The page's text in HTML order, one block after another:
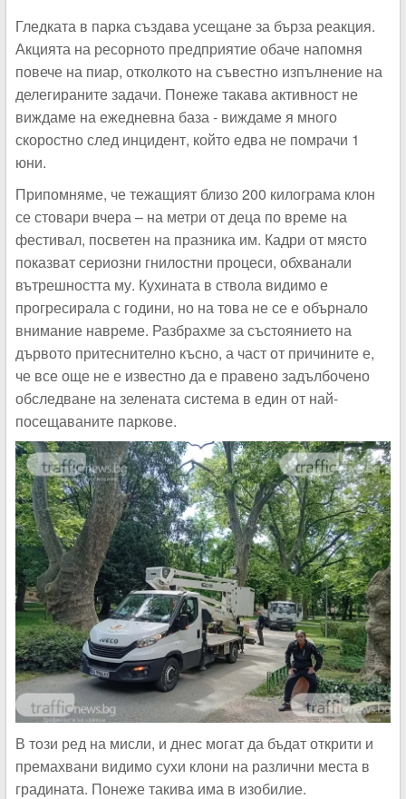
Гледката в парка създава усещане за бърза реакция.
Акцията на ресорното предприятие обаче напомня
повече на пиар, отколкото на съвестно изпълнение на
делегираните задачи. Понеже такава активност не
виждаме на ежедневна база - виждаме я много
скоростно след инцидент, който едва не помрачи 1
юни.
Припомняме, че тежащият близо 200 килограма клон
се стовари вчера – на метри от деца по време на
фестивал, посветен на празника им. Кадри от място
показват сериозни гнилостни процеси, обхванали
вътрешността му. Кухината в ствола видимо е
прогресирала с години, но на това не се е обърнало
внимание навреме. Разбрахме за състоянието на
дървото притеснително късно, а част от причините е,
че все още не е известно да е правено задълбочено
обследване на зелената система в един от най-
посещаваните паркове.
В този ред на мисли, и днес могат да бъдат открити и
премахвани видимо сухи клони на различни места в
градината. Понеже такива има в изобилие.